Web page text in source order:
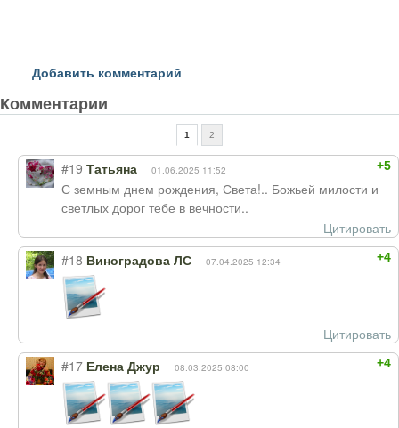
Добавить комментарий
Комментарии
1 2
+5
#19 Татьяна 01.06.2025 11:52
С земным днем рождения, Света!.. Божьей милости и
светлых дорог тебе в вечности..
Цитировать
+4
#18 Виноградова ЛС 07.04.2025 12:34
Цитировать
+4
#17 Елена Джур 08.03.2025 08:00